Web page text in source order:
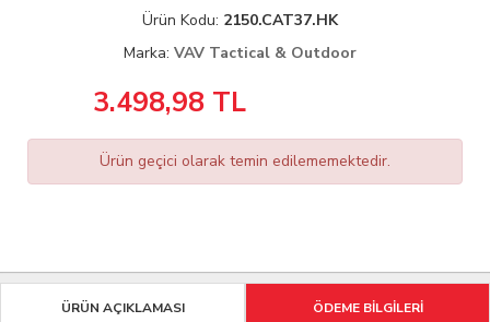
Ürün Kodu: 2150.CAT37.HK
Marka: VAV Tactical & Outdoor
3.498,98TL
Ürün geçici olarak temin edilememektedir.
ÜRÜN AÇIKLAMASI ÖDEME BİLGİLERİ